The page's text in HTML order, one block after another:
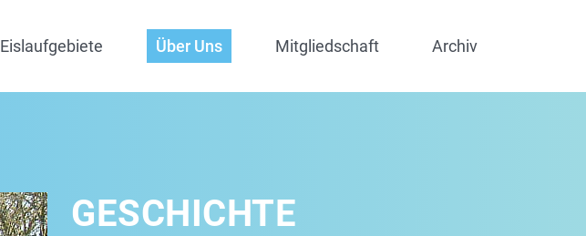
Eislaufgebiete Über Uns Mitgliedschaft Archiv
GESCHICHTE